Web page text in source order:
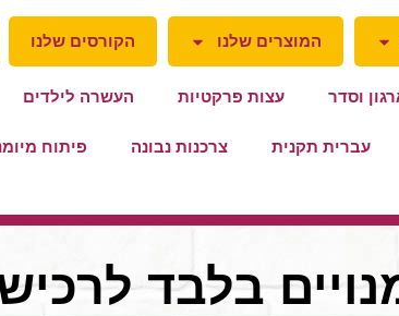
המוצרים שלנו הקורסים שלנו
וסדר עצות פרקטיות העשרה לילדים
עברית תקנית צרכנות נבונה פיתוח
בלבד